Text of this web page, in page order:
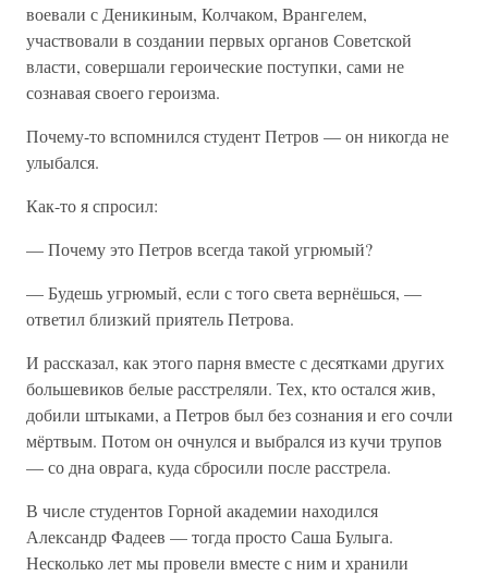
воевали с Деникиным, Колчаком, Врангелем,
участвовали в создании первых органов Советской
власти, совершали героические поступки, сами не
сознавая своего героизма.
Почему-то вспомнился студент Петров — он никогда не
улыбался.
Как-то я спросил:
— Почему это Петров всегда такой угрюмый?
— Будешь угрюмый, если с того света вернёшься, —
ответил близкий приятель Петрова.
И рассказал, как этого парня вместе с десятками других
большевиков белые расстреляли. Тех, кто остался жив,
добили штыками, а Петров был без сознания и его сочли
мёртвым. Потом он очнулся и выбрался из кучи трупов
— со дна оврага, куда сбросили после расстрела.
В числе студентов Горной академии находился
Александр Фадеев — тогда просто Саша Булыга.
Несколько лет мы провели вместе с ним и хранили